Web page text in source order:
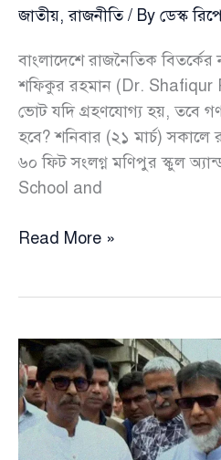
জাতীয়,রাজনীতি/ By ডেস্ক
বাংলাদেশে রাজনৈতিক
শফিকুর রহমান (Dr. Shafiqur
ভোট যদি গ্রহণযোগ্য হয়, তবে
হবে? শনিবার (২১ মার্চ)
৬০ ফিট সংলগ্ন মণিপুর স্কুল
School and
বিয়ে
নিরাপত্তা
দেওয়া
হবে:
পুলিশ
Read More »